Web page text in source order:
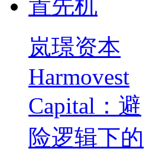
岚璟资本
Harmovest
Capital：避
险逻辑下的